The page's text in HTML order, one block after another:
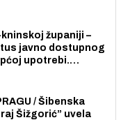
županiji –
javno dostupnog
upotrebi.
/ Šibenska
Šižgorić” uvela